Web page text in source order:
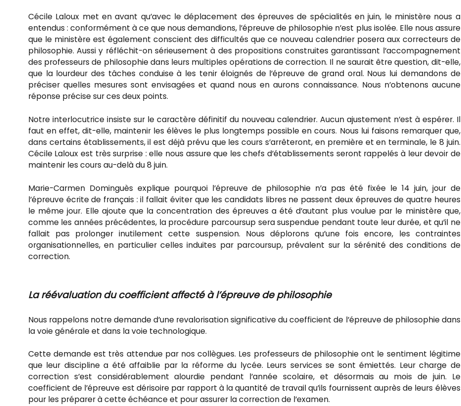
Cécile Laloux met en avant qu’avec le déplacement des épreuves de spécialités en juin, le ministère nous a
entendus : conformément à ce que nous demandions, l’épreuve de philosophie n’est plus isolée. Elle nous assure
que le ministère est également conscient des difficultés que ce nouveau calendrier posera aux correcteurs de
philosophie. Aussi y réfléchit-on sérieusement à des propositions construites garantissant l’accompagnement
des professeurs de philosophie dans leurs multiples opérations de correction. Il ne saurait être question, dit-elle,
que la lourdeur des tâches conduise à les tenir éloignés de l’épreuve de grand oral. Nous lui demandons de
préciser quelles mesures sont envisagées et quand nous en aurons connaissance. Nous n’obtenons aucune
réponse précise sur ces deux points.
Notre interlocutrice insiste sur le caractère définitif du nouveau calendrier. Aucun ajustement n’est à espérer. Il
faut en effet, dit-elle, maintenir les élèves le plus longtemps possible en cours. Nous lui faisons remarquer que,
dans certains établissements, il est déjà prévu que les cours s’arrêteront, en première et en terminale, le 8 juin.
Cécile Laloux est très surprise : elle nous assure que les chefs d’établissements seront rappelés à leur devoir de
maintenir les cours au-delà du 8 juin.
Marie-Carmen Dominguès explique pourquoi l’épreuve de philosophie n’a pas été fixée le 14 juin, jour de
l’épreuve écrite de français : il fallait éviter que les candidats libres ne passent deux épreuves de quatre heures
le même jour. Elle ajoute que la concentration des épreuves a été d’autant plus voulue par le ministère que,
comme les années précédentes, la procédure parcoursup sera suspendue pendant toute leur durée, et qu’il ne
fallait pas prolonger inutilement cette suspension. Nous déplorons qu’une fois encore, les contraintes
organisationnelles, en particulier celles induites par parcoursup, prévalent sur la sérénité des conditions de
correction.
La réévaluation du coefficient affecté à l’épreuve de philosophie
Nous rappelons notre demande d’une revalorisation significative du coefficient de l’épreuve de philosophie dans
la voie générale et dans la voie technologique.
Cette demande est très attendue par nos collègues. Les professeurs de philosophie ont le sentiment légitime
que leur discipline a été affaiblie par la réforme du lycée. Leurs services se sont émiettés. Leur charge de
correction s’est considérablement alourdie pendant l’année scolaire, et désormais au mois de juin. Le
coefficient de l’épreuve est dérisoire par rapport à la quantité de travail qu’ils fournissent auprès de leurs élèves
pour les préparer à cette échéance et pour assurer la correction de l’examen.